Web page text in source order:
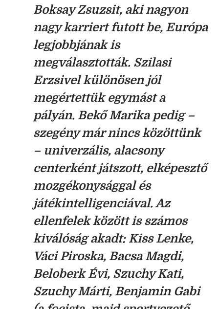
Boksay Zsuzsit, aki nagyon
nagy karriert futott be, Európa
legjobbjának is
megválasztották. Szilasi
Erzsivel különösen jól
megértettük egymást a
pályán. Bekő Marika pedig –
szegény már nincs közöttünk
– univerzális, alacsony
centerként játszott, elképesztő
mozgékonysággal és
játékintelligenciával. Az
ellenfelek között is számos
kiválóság akadt: Kiss Lenke,
Váci Piroska, Bacsa Magdi,
Beloberk Évi, Szuchy Kati,
Szuchy Márti, Benjamin Gabi